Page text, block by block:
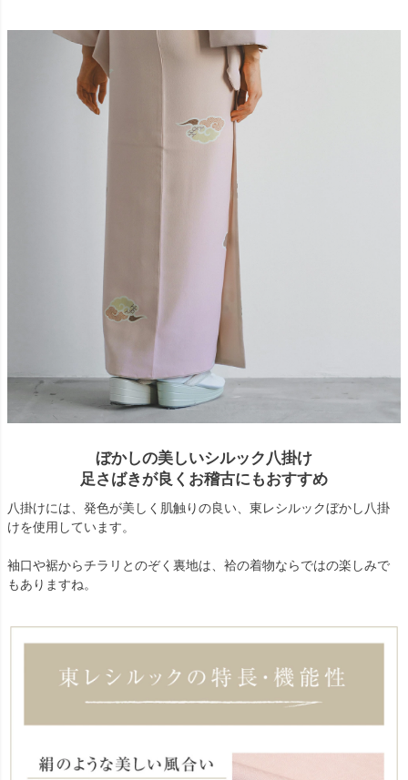
ぼかしの美しいシルック八掛け
足さばきが良くお稽古にもおすすめ
八掛けには、発色が美しく肌触りの良い、東レシルックぼかし八掛
けを使用しています。
袖口や裾からチラリとのぞく裏地は、袷の着物ならではの楽しみで
もありますね。